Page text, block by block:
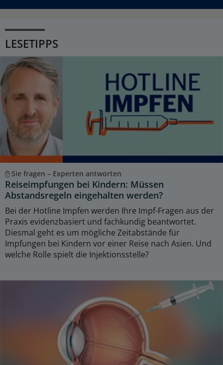
LESETIPPS
Sie fragen – Experten antworten
Reiseimpfungen bei Kindern: Müssen
Abstandsregeln eingehalten werden?
Bei der Hotline Impfen werden Ihre Impf-Fragen aus der
Praxis evidenzbasiert und fachkundig beantwortet.
Diesmal geht es um mögliche Zeitabstände für
Impfungen bei Kindern vor einer Reise nach Asien. Und
welche Rolle spielt die Injektionsstelle?